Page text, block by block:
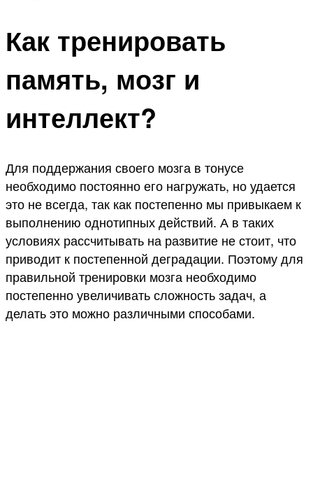
Как тренировать
память, мозг и
интеллект?
Для поддержания своего мозга в тонусе
необходимо постоянно его нагружать, но удается
это не всегда, так как постепенно мы привыкаем к
выполнению однотипных действий. А в таких
условиях рассчитывать на развитие не стоит, что
приводит к постепенной деградации. Поэтому для
правильной тренировки мозга необходимо
постепенно увеличивать сложность задач, а
делать это можно различными способами.